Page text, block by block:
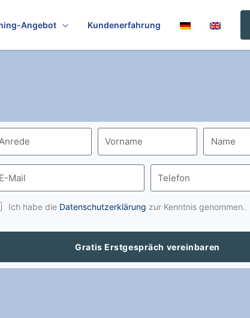
Angebot Kundenerfahrung
Ich habe die Datenschutzerklärung zur Kenntnis genommen.
Gratis Erstgespräch vereinbaren